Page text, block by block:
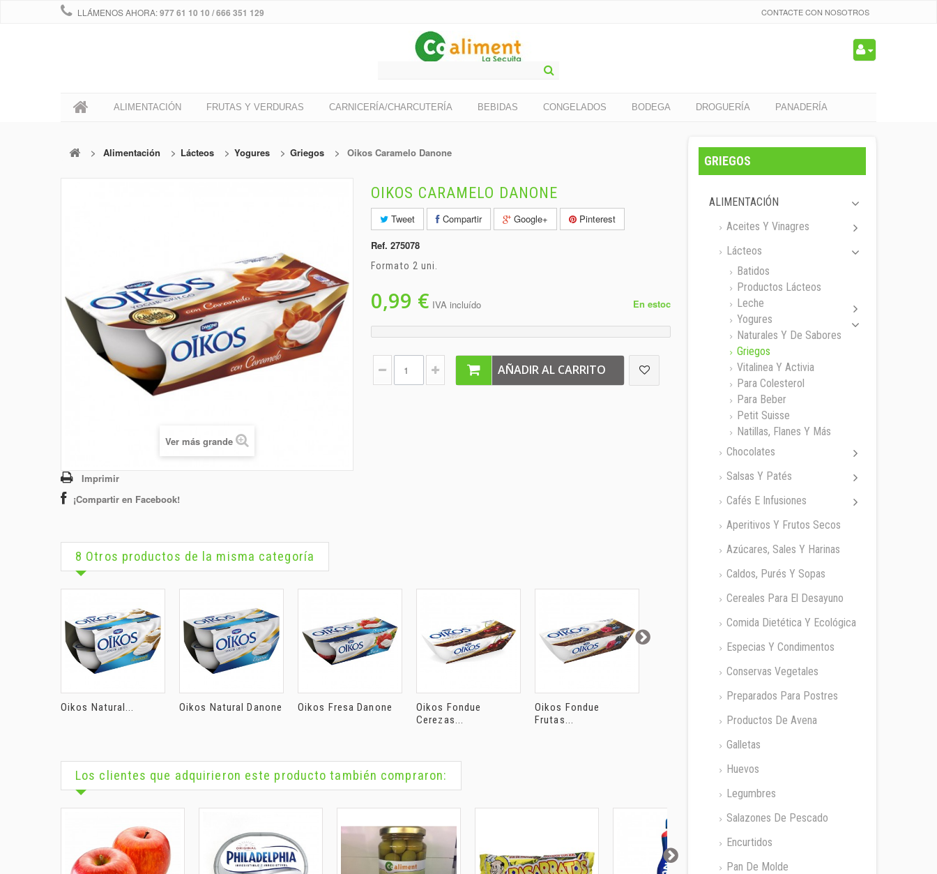
CONTACTE CON NOSOTROS
LLÁMENOS AHORA:977 61 10 10 / 666 351 129
ALIMENTACIÓN FRUTAS Y VERDURAS CARNICERÍA/CHARCUTERÍA BEBIDAS CONGELADOS BODEGA DROGUERÍA PANADERÍA
> Alimentación > Lácteos > Yogures > Griegos > Oikos Caramelo Danone
Ver más grande
Imprimir
¡Compartir en Facebook!
OIKOS CARAMELO DANONE
Tweet Compartir Google+
Pinterest
Ref. 275078
Formato 2 uni.
0,99 € IVA incluído En estoc
AÑADIR AL CARRITO
8 Otros productos de la misma categoría
Oikos Natural... Oikos Natural Danone Oikos Fresa Danone
Oikos Fondue
Cerezas...
Oikos Fondue
Frutas...
Los clientes que adquirieron este producto también compraron:
GRIEGOS
ALIMENTACIÓN
Aceites Y Vinagres
Lácteos
Batidos
Productos Lácteos
Leche
Yogures
Naturales Y De Sabores
Griegos
Vitalinea Y Activia
Para Colesterol
Para Beber
Petit Suisse
Natillas, Flanes Y Más
Chocolates
Salsas Y Patés
Cafés E Infusiones
Aperitivos Y Frutos Secos
Azúcares, Sales Y Harinas
Caldos, Purés Y Sopas
Cereales Para El Desayuno
Comida Dietética Y Ecológica
Especias Y Condimentos
Conservas Vegetales
Preparados Para Postres
Productos De Avena
Galletas
Huevos
Legumbres
Salazones De Pescado
Encurtidos
Pan De Molde